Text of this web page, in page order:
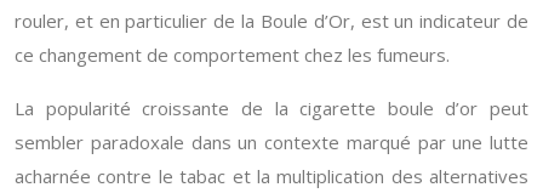
rouler, et en particulier de la Boule d’Or, est un indicateur de
ce changement de comportement chez les fumeurs.
La popularité croissante de la cigarette boule d’or peut
sembler paradoxale dans un contexte marqué par une lutte
acharnée contre le tabac et la multiplication des alternatives